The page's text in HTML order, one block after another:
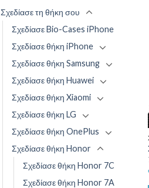
Σχεδίασε τη θήκη σου
Σχεδίασε Bio-Cases iPhone
Σχεδίασε θήκη iPhone
Σχεδίασε θήκη Samsung
Σχεδίασε θήκη Huawei
Σχεδίασε θήκη Xiaomi
Σχεδίασε θήκη LG
Σχεδίασε θήκη OnePlus
Σχεδίασε θήκη Honor
Σχεδίασε θήκη Honor 7C
Σχεδίασε θήκη Honor 7A